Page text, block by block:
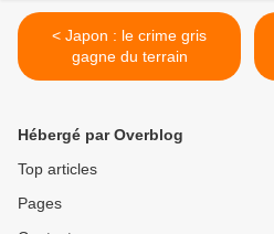
< Japon : le crime gris
gagne du terrain
Hébergé par Overblog
Top articles
Pages